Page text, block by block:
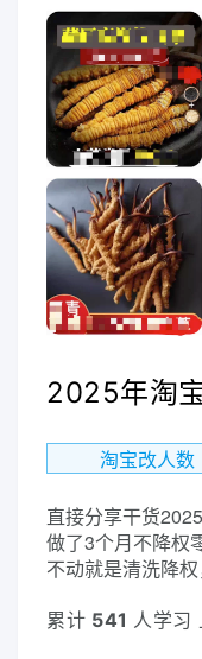
淘宝改人数
直接分享干货
做了3个月不降权
不动就是清洗降
累计 541 人学习